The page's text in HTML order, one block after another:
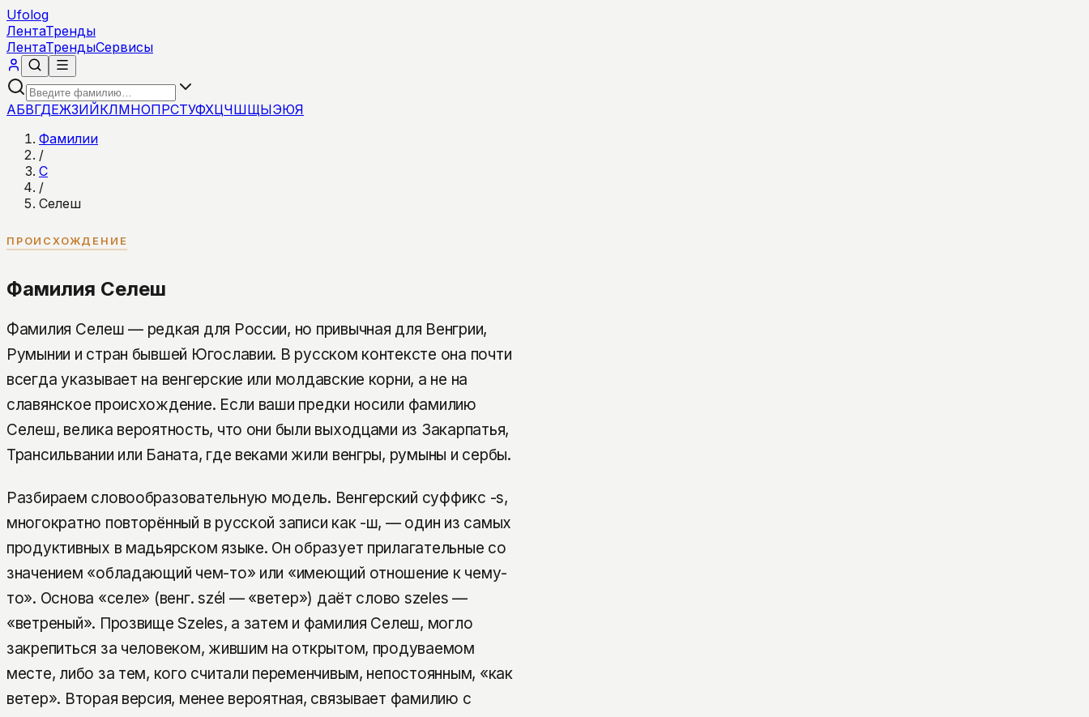
Ufolog
ЛентаТренды
ЛентаТрендыСервисы
АБВГДЕЖЗИЙКЛМНОПРСТУФХЦЧШЩЫЭЮЯ
Фамилии
/
С
/
Селеш
ПРОИСХОЖДЕНИЕ
Фамилия Селеш
Фамилия Селеш — редкая для России, но привычная для Венгрии,
Румынии и стран бывшей Югославии. В русском контексте она почти
всегда указывает на венгерские или молдавские корни, а не на
славянское происхождение. Если ваши предки носили фамилию
Селеш, велика вероятность, что они были выходцами из Закарпатья,
Трансильвании или Баната, где веками жили венгры, румыны и сербы.
Разбираем словообразовательную модель. Венгерский суффикс -s,
многократно повторённый в русской записи как -ш, — один из самых
продуктивных в мадьярском языке. Он образует прилагательные со
значением «обладающий чем-то» или «имеющий отношение к чему-
то». Основа «селе» (венг. szél — «ветер») даёт слово szeles —
«ветреный». Прозвище Szeles, а затем и фамилия Селеш, могло
закрепиться за человеком, жившим на открытом, продуваемом
месте, либо за тем, кого считали переменчивым, непостоянным, «как
ветер». Вторая версия, менее вероятная, связывает фамилию с